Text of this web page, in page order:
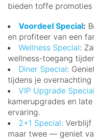
bieden toffe
Voordeel Special:
en profiteer van een
Wellness Special:
wellness-toegang
Diner Special:
tijdens je overnachting
VIP Upgrade Special
kamerupgrades en
ervaring.
2+1 Special: Verblijf
maar twee — geniet